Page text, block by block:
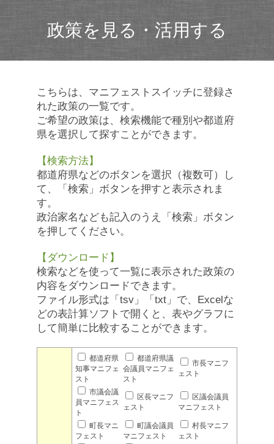
政策を見る・活用する
こちらは、マニフェストスイッチに登録さ
れた政策の一覧です。
ご希望の政策は、検索機能で種別や都道府
県を選択して探すことができます。
【検索方法】
都道府県などのボタンを選択（複数可）し
て、「検索」ボタンを押すと表示されま
す。
政治家名なども記入のうえ「検索」ボタン
を押してください。
【ダウンロード】
検索などを使って一覧に表示された政策の
内容をダウンロードできます。
ファイル形式は「tsv」「txt」で、Excelな
どの表計算ソフトで開くと、表やグラフに
して簡単に比較することができます。
都道府県
知事マニフェ
スト
都道府県議
会議員マニフェ
スト
市長マニフ
ェスト
市議会議
員マニフェス
ト
区長マニフ
ェスト
区議会議員
マニフェスト
町長マニ
フェスト
町議会議員
マニフェスト
村長マニフ
ェスト